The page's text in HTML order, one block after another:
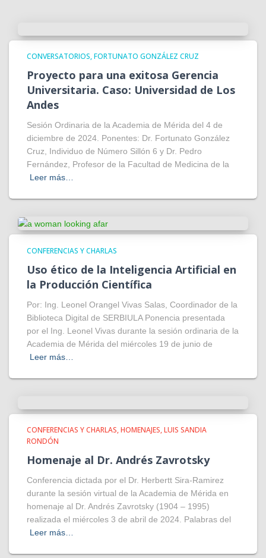
CONVERSATORIOS FORTUNATO GONZÁLEZ CRUZ
Proyecto para una exitosa Gerencia
Universitaria. Caso: Universidad de Los
Andes
Sesión Ordinaria de la Academia de Mérida del 4 de
diciembre de 2024. Ponentes: Dr. Fortunato González
Cruz, Individuo de Número Sillón 6 y Dr. Pedro
Fernández, Profesor de la Facultad de Medicina de la
Leer más…
CONFERENCIAS Y CHARLAS
Uso ético de la Inteligencia Artificial en
la Producción Científica
Por: Ing. Leonel Orangel Vivas Salas, Coordinador de la
Biblioteca Digital de SERBIULA Ponencia presentada
por el Ing. Leonel Vivas durante la sesión ordinaria de la
Academia de Mérida del miércoles 19 de junio de
Leer más…
CONFERENCIAS Y CHARLAS HOMENAJES LUIS SANDIA
RONDÓN
Homenaje al Dr. Andrés Zavrotsky
Conferencia dictada por el Dr. Herbertt Sira-Ramirez
durante la sesión virtual de la Academia de Mérida en
homenaje al Dr. Andrés Zavrotsky (1904 – 1995)
realizada el miércoles 3 de abril de 2024. Palabras del
Leer más…